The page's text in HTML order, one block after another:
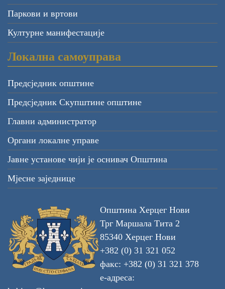
Паркови и вртови
Културне манифестације
Локална самоуправа
Предсједник општине
Предсједник Скупштине општине
Главни администратор
Органи локалне управе
Јавне установе чији је оснивач Општина
Мјесне заједнице
Општина Херцег Нови
Трг Маршала Тита 2
85340 Херцег Нови
+382 (0) 31 321 052
факс: +382 (0) 31 321 378
е-адреса: